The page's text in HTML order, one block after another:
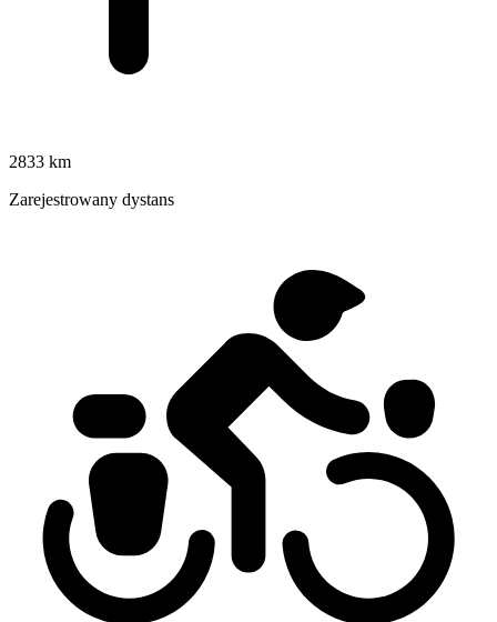
2833 km
Zarejestrowany dystans